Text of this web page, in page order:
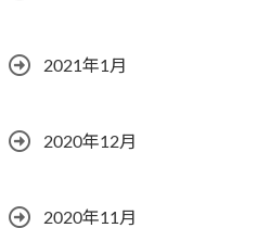
2021年1月
2020年12月
2020年11月